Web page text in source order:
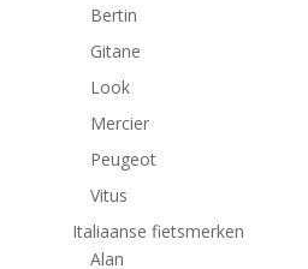
Bertin
Gitane
Look
Mercier
Peugeot
Vitus
Italiaanse fietsmerken
Alan